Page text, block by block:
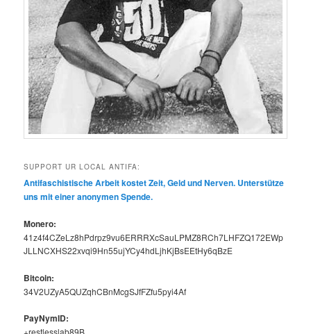
SUPPORT UR LOCAL ANTIFA:
Antifaschis­tis­che Arbeit kostet Zeit, Geld und Ner­ven. Unter­stütze
uns mit ein­er anony­men Spende.
Mon­ero:
41z4f4CZeLz8hPdrpz9vu6ERRRXcSauLPMZ8RCh7LHFZQ172EWp
JLLNCXHS22xvqi9Hn55ujYCy4hdLjhKjBsEEtHy6qBzE
Bit­coin:
34V2UZyA5QUZqhCBnMcgSJfFZfu5pyi4Af
PayNymID: